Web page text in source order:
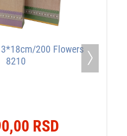
200 Flowers
8210
RSD
Next